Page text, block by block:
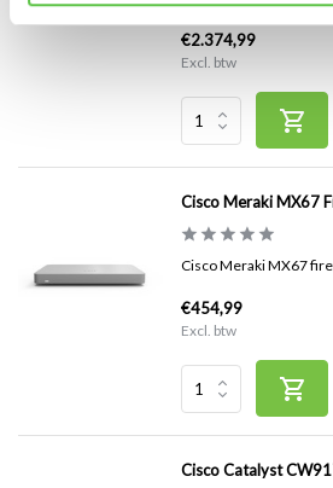
€2.374,99
Excl. btw
Cisco Meraki MX67
Cisco Meraki MX67
€454,99
Excl. btw
Cisco Catalyst